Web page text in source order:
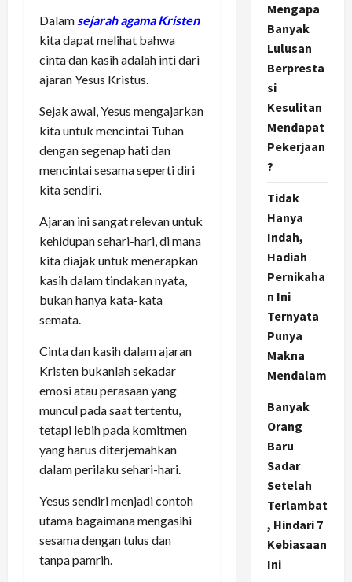
Dalam sejarah agama Kristen
kita dapat melihat bahwa
cinta dan kasih adalah inti dari
ajaran Yesus Kristus.
Sejak awal, Yesus mengajarkan
kita untuk mencintai Tuhan
dengan segenap hati dan
mencintai sesama seperti diri
kita sendiri.
Ajaran ini sangat relevan untuk
kehidupan sehari-hari, di mana
kita diajak untuk menerapkan
kasih dalam tindakan nyata,
bukan hanya kata-kata
semata.
Cinta dan kasih dalam ajaran
Kristen bukanlah sekadar
emosi atau perasaan yang
muncul pada saat tertentu,
tetapi lebih pada komitmen
yang harus diterjemahkan
dalam perilaku sehari-hari.
Yesus sendiri menjadi contoh
utama bagaimana mengasihi
sesama dengan tulus dan
tanpa pamrih.
Mengapa
Banyak
Lulusan
Berpresta
si
Kesulitan
Mendapat
Pekerjaan
?
Tidak
Hanya
Indah,
Hadiah
Pernikaha
n Ini
Ternyata
Punya
Makna
Mendalam
Banyak
Orang
Baru
Sadar
Setelah
Terlambat
, Hindari 7
Kebiasaan
Ini